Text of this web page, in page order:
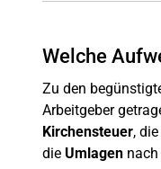
Welche
Zu den
Arbeitgeber
Kirchensteuer, die
die Umlagennach